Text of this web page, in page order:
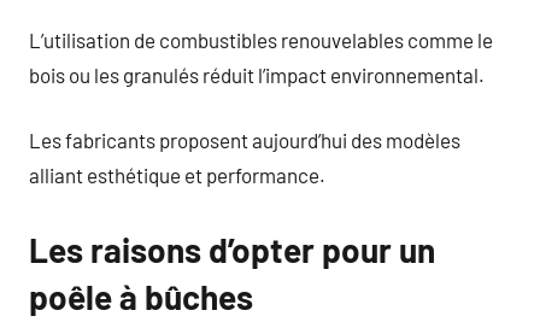
L’utilisation de combustibles renouvelables comme le
bois ou les granulés réduit l’impact environnemental.
Les fabricants proposent aujourd’hui des modèles
alliant esthétique et performance.
Les raisons d’opter pour un
poêle à bûches